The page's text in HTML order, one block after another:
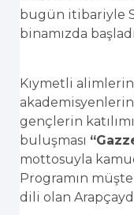
bugün itibariyle
binamızda
Kıymetli
gençlerin
buluşması
mottosuyla
Programın
dili olan